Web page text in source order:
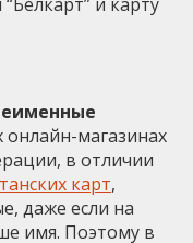
онлайн-магазинах
в отличии
карт,
даже если на
имя. Поэтому в